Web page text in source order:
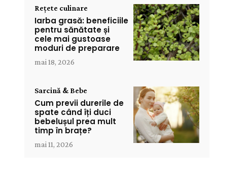
Rețete culinare
Iarba grasă: beneficiile
pentru sănătate și
cele mai gustoase
moduri de preparare
mai 18, 2026
Sarcină & Bebe
Cum previi durerile de
spate când îți duci
bebelușul prea mult
timp în brațe?
mai 11, 2026